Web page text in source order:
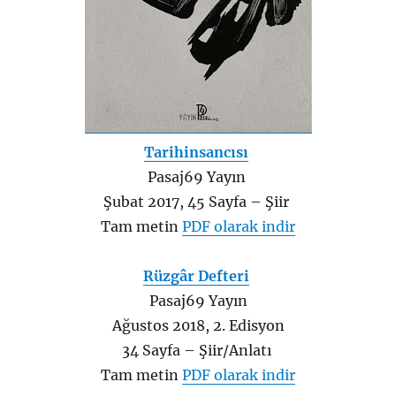
Tarihinsancısı
Pasaj69 Yayın
Şubat 2017, 45 Sayfa – Şiir
Tam metin PDF olarak indir
Rüzgâr Defteri
Pasaj69 Yayın
Ağustos 2018, 2. Edisyon
34 Sayfa – Şiir/Anlatı
Tam metin PDF olarak indir